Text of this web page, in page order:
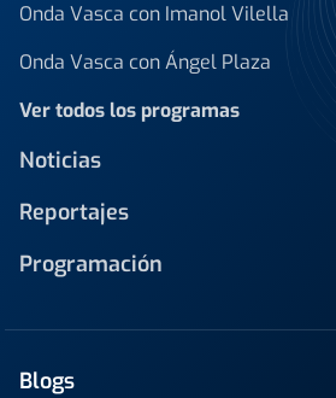
Onda Vasca con Imanol Vilella
Onda Vasca con Ángel Plaza
Ver todos los programas
Noticias
Reportajes
Programación
Blogs